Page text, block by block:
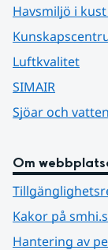
Havsmiljö i
Luftkvalitet
SIMAIR
Sjöar och
Om
Kakor på
Hantering av